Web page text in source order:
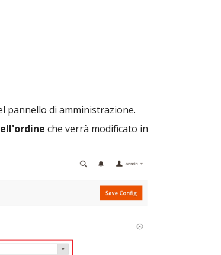
pannello di amministrazione.
che verrà modificato in